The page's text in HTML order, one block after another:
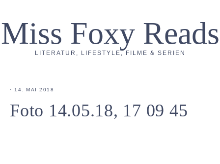
Miss Foxy Reads
LITERATUR, LIFESTYLE, FILME & SERIEN
· 14. MAI 2018
Foto 14.05.18, 17 09 45